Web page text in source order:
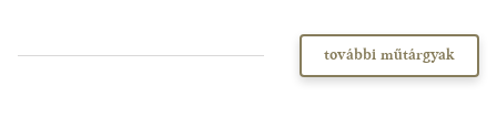
további műtárgyak